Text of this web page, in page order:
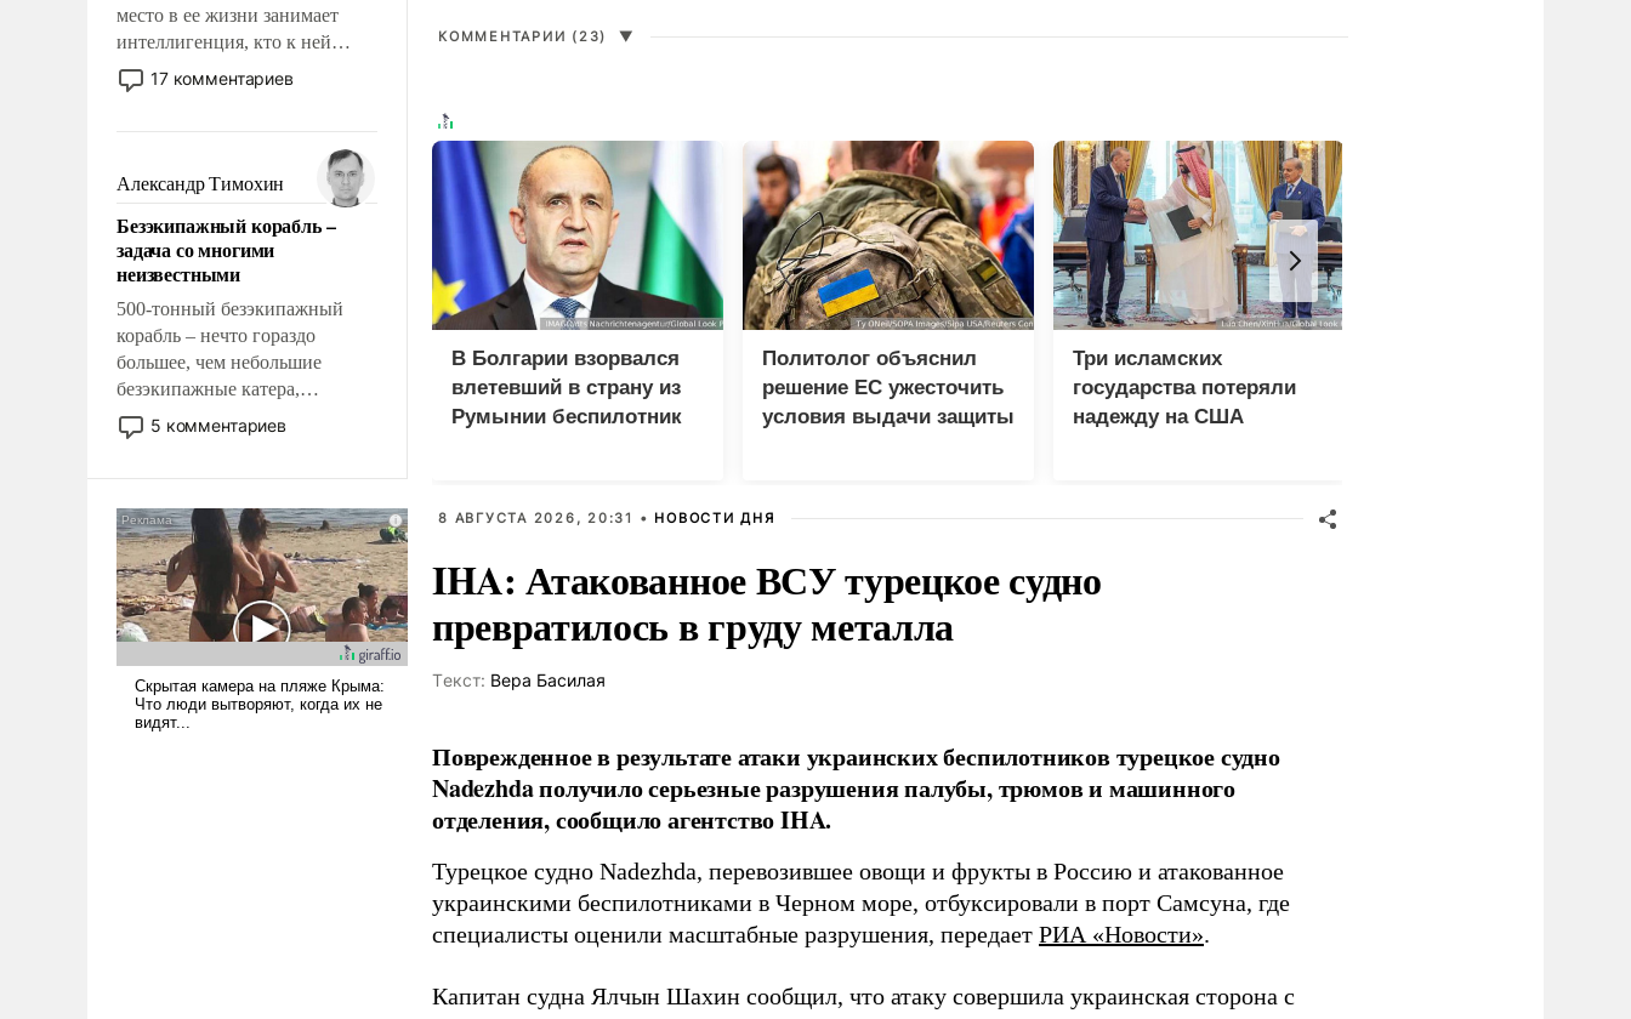
место в ее жизни занимает
интеллигенция, кто к ней
принадлежит, а кого из нее
исключили с правом
чем она отличается от просто
образованных людей. Иногда
казалось, что эти вопросы
решены раз и навсегда, но –
нет, не решены.
17 комментариев
Александр Тимохин
Безэкипажный корабль –
задача со многими
неизвестными
500-тонный безэкипажный
корабль – нечто гораздо
большее, чем небольшие
безэкипажные катера,
применение которых уже
стало обыденностью. Задача по
и ее реализация радикально
поднимет наши боевые
возможности.
5 комментариев
КОММЕНТАРИИ (23) ▼
В Болгарии взорвался
влетевший в страну из
Румынии беспилотник
Политолог объяснил
решение ЕС ужесточить
условия выдачи защиты
Три исламских
государства потеряли
надежду на США
8 АВГУСТА 2026, 20:31 • НОВОСТИ ДНЯ
IHA: Атакованное ВСУ турецкое судно
превратилось в груду металла
Tекст: Вера Басилая
Поврежденное в результате атаки украинских беспилотников турецкое судно
Nadezhda получило серьезные разрушения палубы, трюмов и машинного
отделения, сообщило агентство IHA.
Турецкое судно Nadezhda, перевозившее овощи и фрукты в Россию и атакованное
украинскими беспилотниками в Черном море, отбуксировали в порт Самсуна, где
специалисты оценили масштабные разрушения, передает РИА «Новости».
Капитан судна Ялчын Шахин сообщил, что атаку совершила украинская сторона с